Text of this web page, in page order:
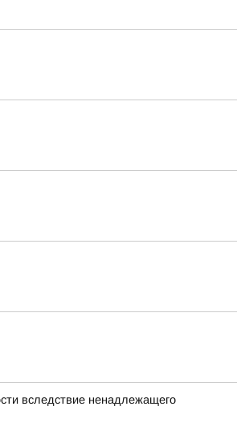
вследствие ненадлежащего